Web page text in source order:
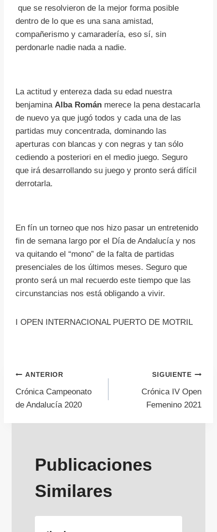
que se resolvieron de la mejor forma posible
dentro de lo que es una sana amistad,
compañerismo y camaradería, eso sí, sin
perdonarle nadie nada a nadie.
La actitud y entereza dada su edad nuestra
benjamina Alba Román merece la pena destacarla
de nuevo ya que jugó todos y cada una de las
partidas muy concentrada, dominando las
aperturas con blancas y con negras y tan sólo
cediendo a posteriori en el medio juego. Seguro
que irá desarrollando su juego y pronto será difícil
derrotarla.
En fín un torneo que nos hizo pasar un entretenido
fin de semana largo por el Día de Andalucía y nos
va quitando el “mono” de la falta de partidas
presenciales de los últimos meses. Seguro que
pronto será un mal recuerdo este tiempo que las
circunstancias nos está obligando a vivir.
I OPEN INTERNACIONAL PUERTO DE MOTRIL
Navegación
de
ANTERIOR
Crónica Campeonato
de Andalucía 2020
SIGUIENTE
Crónica IV Open
Femenino 2021
Publicaciones
Similares